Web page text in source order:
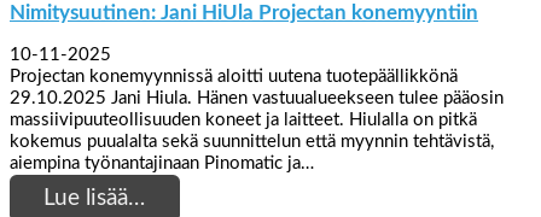
Nimitysuutinen: Jani HiUla Projectan konemyyntiin
10-11-2025
Projectan konemyynnissä aloitti uutena tuotepäällikkönä
29.10.2025 Jani Hiula. Hänen vastuualueekseen tulee pääosin
massiivipuuteollisuuden koneet ja laitteet. Hiulalla on pitkä
kokemus puualalta sekä suunnittelun että myynnin tehtävistä,
aiempina työnantajinaan Pinomatic ja…
Lue lisää…